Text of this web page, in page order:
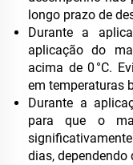
longo prazo de
Durante a
aplicação do
acima de 0 °C.
em temperaturas
Durante a
para que o
dias,